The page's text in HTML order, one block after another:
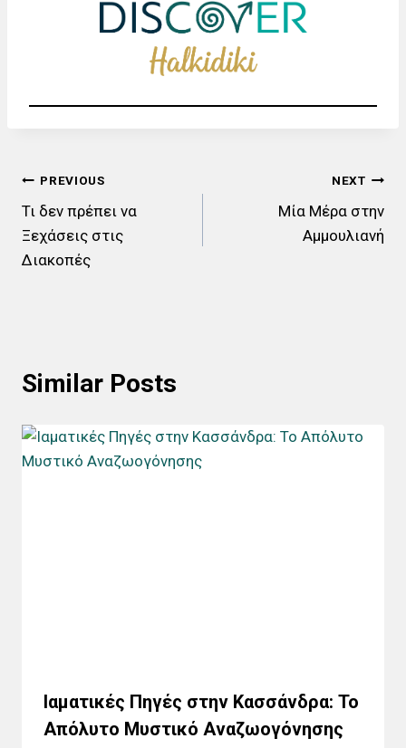
PREVIOUS
Τι δεν πρέπει να
Ξεχάσεις στις
Διακοπές
NEXT
Μία Μέρα στην
Αμμουλιανή
Similar Posts
Ιαματικές Πηγές στην Κασσάνδρα: Το
Απόλυτο Μυστικό Αναζωογόνησης